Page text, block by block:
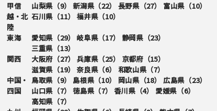
甲信
越・北
陸
山梨県（9） 新潟県（22） 長野県（27） 富山県（10）
石川県（11） 福井県（10）
東海 愛知県（29） 岐阜県（17） 静岡県（23）
三重県（13）
関西
大阪府（27） 兵庫県（25） 京都府（15）
滋賀県（19） 奈良県（6） 和歌山県（7）
中国・
四国
鳥取県（9） 島根県（10） 岡山県（18） 広島県（23）
山口県（7） 徳島県（7） 香川県（4） 愛媛県（6）
高知県（7）